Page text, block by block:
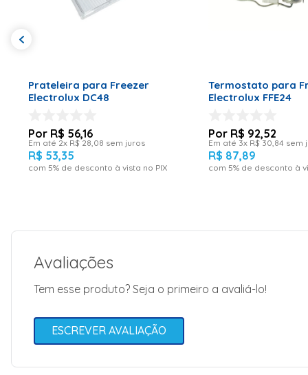
Prateleira para Freezer
Electrolux DC48
R$ 56,16
Em até 2x R$ 28 08 sem juros
R$ 53,35
com 5% de desconto à vista no PIX
Termostato para
Electrolux FFE24
R$ 92,52
Em até 3x R$ 30 84 sem
R$ 87,89
com 5% de desconto à
Avaliações
Tem esse produto? Seja o primeiro a avaliá-lo!
ESCREVER AVALIAÇÃO